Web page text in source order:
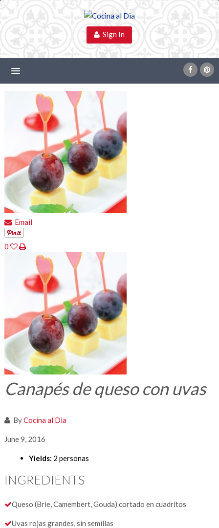
Sign In
Email
0
Canapés de queso con uvas
ByCocina al Dia
June 9, 2016
Yields: 2 personas
INGREDIENTS
Queso (Brie, Camembert, Gouda) cortado en cuadritos
Uvas rojas grandes, sin semillas